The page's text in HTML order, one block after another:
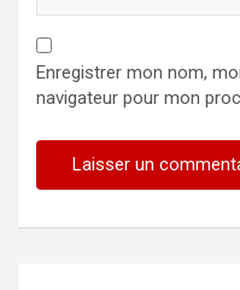
Enregistrer mon nom,
navigateur pour mon